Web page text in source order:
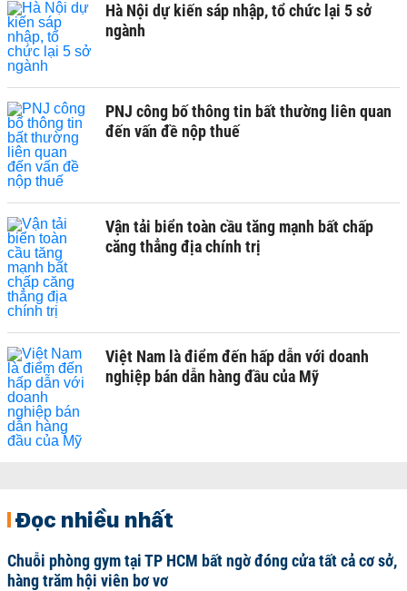
Hà Nội dự kiến sáp nhập, tổ chức lại 5 sở
ngành
PNJ công bố thông tin bất thường liên quan
đến vấn đề nộp thuế
Vận tải biển toàn cầu tăng mạnh bất chấp
căng thẳng địa chính trị
Việt Nam là điểm đến hấp dẫn với doanh
nghiệp bán dẫn hàng đầu của Mỹ
Đọc nhiều nhất
Chuỗi phòng gym tại TP HCM bất ngờ đóng cửa tất cả cơ sở,
hàng trăm hội viên bơ vơ